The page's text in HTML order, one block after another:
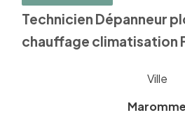
Technicien Dépanneur
chauffage climatisation
Ville
Maromme